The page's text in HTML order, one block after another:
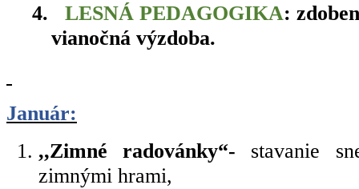
4.
LESNÁ PEDAGOGIKA:
vianočná výzdoba.
Január:
,,Zimné radovánky“- stavanie
zimnými hrami,